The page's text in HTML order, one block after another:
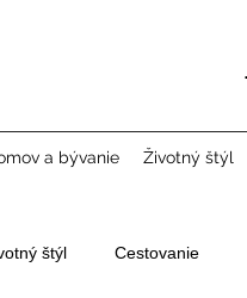
a bývanie Životný štýl
štýl Cestovanie